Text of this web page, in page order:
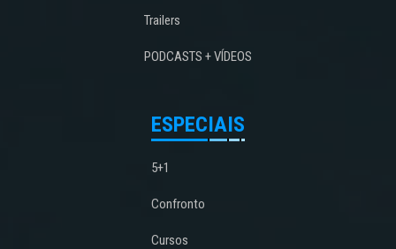
Trailers
PODCASTS + VÍDEOS
ESPECIAIS
5+1
Confronto
Cursos